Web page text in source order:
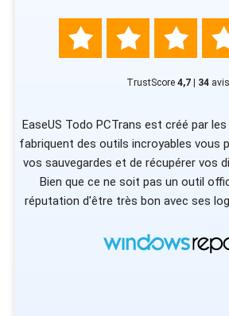
  
TrustScore 4,7 | 34 avis
EaseUS Todo PCTrans est créé par les
fabriquent des outils incroyables vous
vos sauvegardes et de récupérer vos
Bien que ce ne soit pas un outil
réputation d'être très bon avec ses